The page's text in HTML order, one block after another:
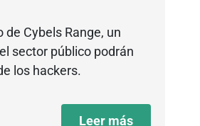
Cybels Range, un
sector público podrán
los hackers.
Leer más